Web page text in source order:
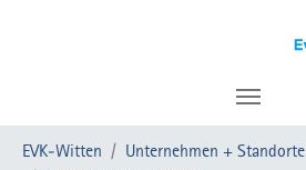
Sie sind hier:
EVK-Witten Unternehmen + Standorte